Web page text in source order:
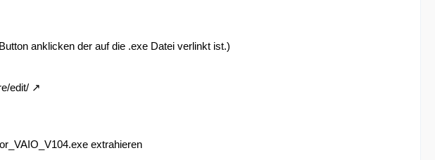
anklicken der auf die .exe Datei verlinkt ist.)
edit/
extrahieren